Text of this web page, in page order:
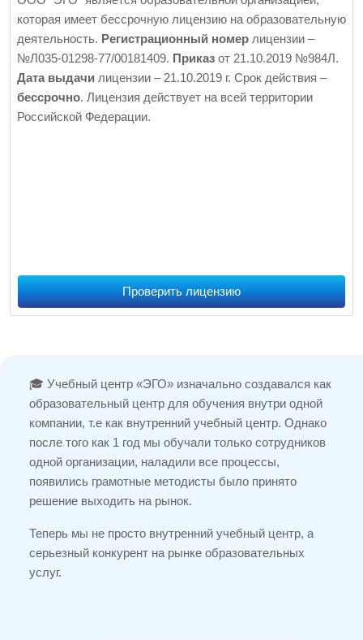
которая имеет бессрочную лицензию на образовательную
деятельность. Регистрационный номер лицензии –
№Л035-01298-77/00181409. Приказ от 21.10.2019 №984Л.
Дата выдачи лицензии – 21.10.2019 г. Срок действия –
бессрочно. Лицензия действует на всей территории
Российской Федерации.
Проверить лицензию
🎓 Учебный центр «ЭГО» изначально создавался как
образовательный центр для обучения внутри одной
компании, т.е как внутренний учебный центр. Однако
после того как 1 год мы обучали только сотрудников
одной организации, наладили все процессы,
появились грамотные методисты было принято
решение выходить на рынок.
Теперь мы не просто внутренний учебный центр, а
серьезный конкурент на рынке образовательных
услуг.